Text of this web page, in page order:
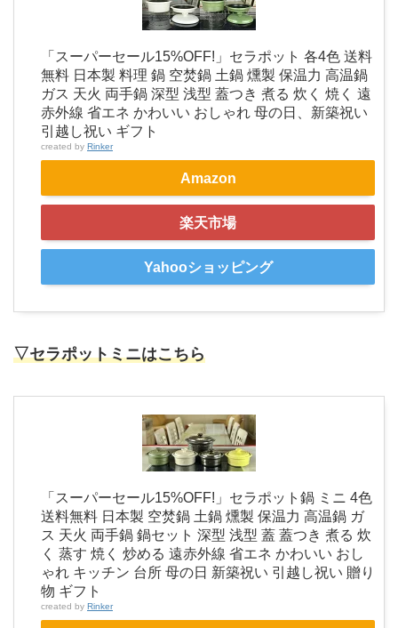
「スーパーセール15%OFF!」セラポット 各4色 送料
無料 日本製 料理 鍋 空焚鍋 土鍋 燻製 保温力 高温鍋
ガス 天火 両手鍋 深型 浅型 蓋つき 煮る 炊く 焼く 遠
赤外線 省エネ かわいい おしゃれ 母の日、新築祝い
引越し祝い ギフト
created by Rinker
Amazon
楽天市場
Yahooショッピング
▽セラポットミニはこちら
「スーパーセール15%OFF!」セラポット鍋 ミニ 4色
送料無料 日本製 空焚鍋 土鍋 燻製 保温力 高温鍋 ガ
ス 天火 両手鍋 鍋セット 深型 浅型 蓋 蓋つき 煮る 炊
く 蒸す 焼く 炒める 遠赤外線 省エネ かわいい おし
ゃれ キッチン 台所 母の日 新築祝い 引越し祝い 贈り
物 ギフト
created by Rinker